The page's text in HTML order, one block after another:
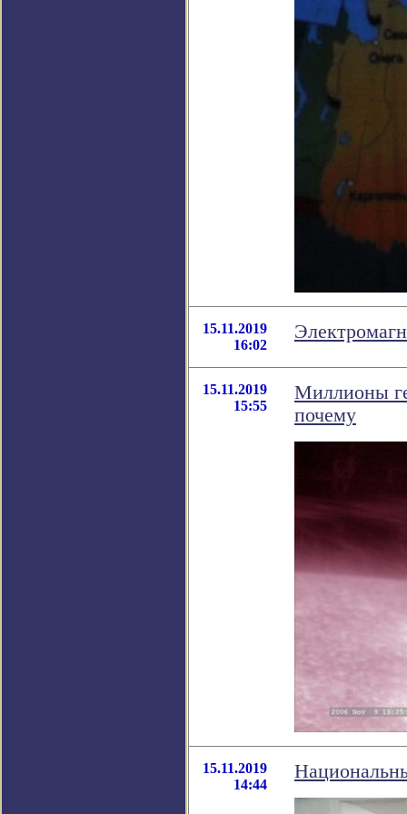
15.11.2019
16:02
15.11.2019
15:55
Миллионы
почему
15.11.2019
14:44